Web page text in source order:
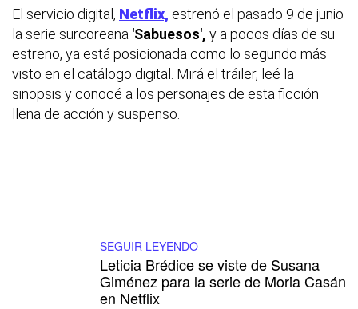
El servicio digital, Netflix, estrenó el pasado 9 de junio
la serie surcoreana 'Sabuesos', y a pocos días de su
estreno, ya está posicionada como lo segundo más
visto en el catálogo digital. Mirá el tráiler, leé la
sinopsis y conocé a los personajes de esta ficción
llena de acción y suspenso.
SEGUIR LEYENDO
Leticia Brédice se viste de Susana
Giménez para la serie de Moria Casán
en Netflix